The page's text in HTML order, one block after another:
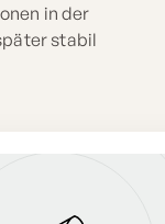
in der
stabil